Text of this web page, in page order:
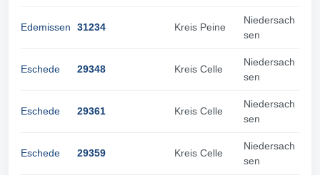
Edemissen 31234 Kreis Peine
Niedersach
sen
Eschede 29348 Kreis Celle
Niedersach
sen
Eschede 29361 Kreis Celle
Niedersach
sen
Eschede 29359 Kreis Celle
Niedersach
sen